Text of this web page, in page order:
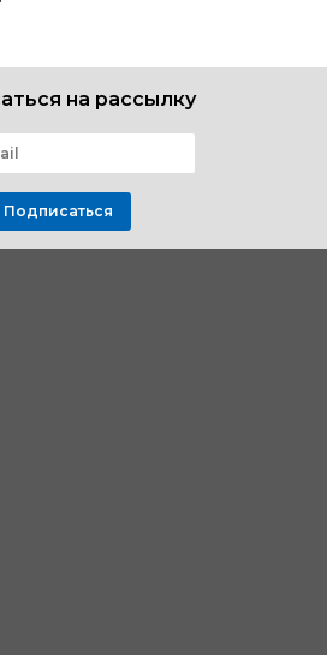
на рассылку
Подписаться